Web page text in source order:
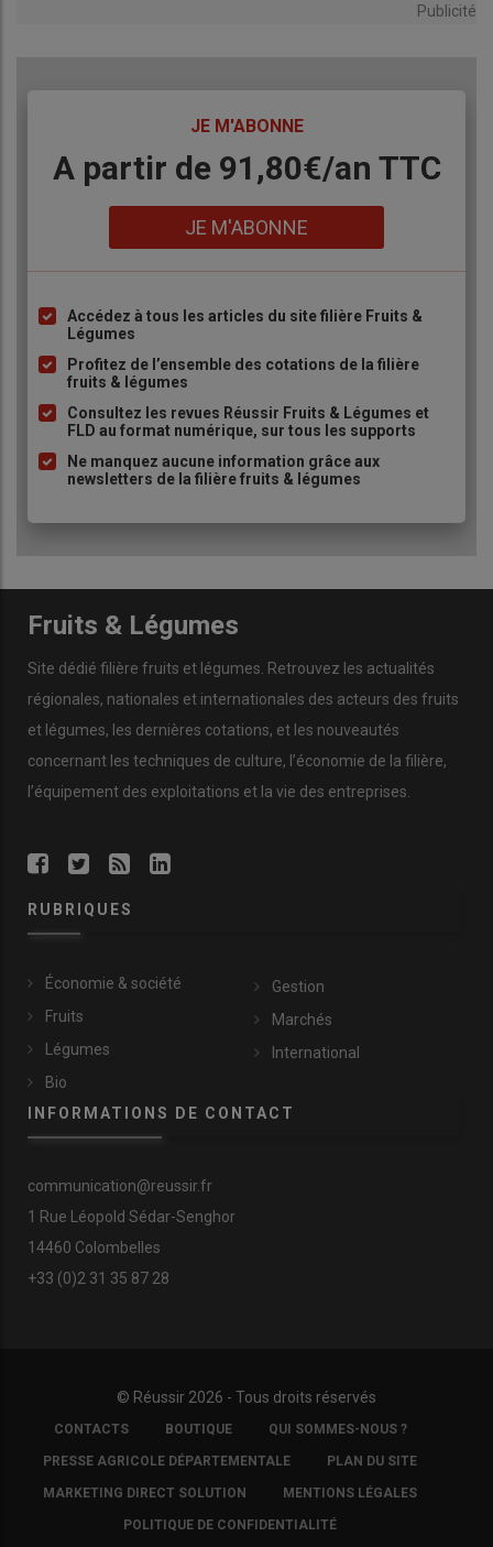
Publicité
JE M'ABONNE
Body
A partir de 91,80€/an​ TTC
JE M'ABONNE
Liste
puce
Accédez à tous les articles du site filière Fruits &
Légumes
Profitez de l’ensemble des cotations de la filière
fruits & légumes
Consultez les revues Réussir Fruits & Légumes et
FLD au format numérique, sur tous les supports
Ne manquez aucune information grâce aux
newsletters de la filière fruits & légumes
Fruits & Légumes
Site dédié filière fruits et légumes. Retrouvez les actualités
régionales, nationales et internationales des acteurs des fruits
et légumes, les dernières cotations, et les nouveautés
concernant les techniques de culture, l’économie de la filière,
l’équipement des exploitations et la vie des entreprises.
RUBRIQUES
Économie & société
Fruits
Légumes
Bio
Gestion
Marchés
International
INFORMATIONS DE CONTACT
communication@reussir.fr
1 Rue Léopold Sédar-Senghor
14460 Colombelles
+33 (0)2 31 35 87 28
© Réussir 2026 - Tous droits réservés
FOOTER
COPYRIGHT
CONTACTS BOUTIQUE QUI SOMMES-NOUS ?
PRESSE AGRICOLE DÉPARTEMENTALE PLAN DU SITE
MARKETING DIRECT SOLUTION MENTIONS LÉGALES
POLITIQUE DE CONFIDENTIALITÉ